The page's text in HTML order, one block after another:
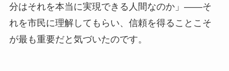
分はそれを本当に実現できる人間なのか」——そ
れを市民に理解してもらい、信頼を得ることこそ
が最も重要だと気づいたのです。